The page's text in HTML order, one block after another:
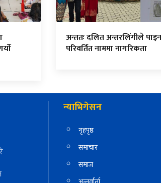
अन्ततः दलित अन्तरलिंगीले पाइन
परिवर्तित नाममा नागरिकता
न्याभिगेसन
गृहपृष्ठ
समाचार
समाज